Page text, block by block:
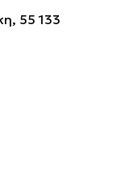
55 133